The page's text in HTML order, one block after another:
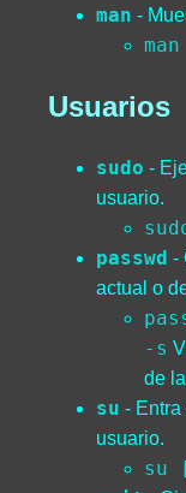
man -
Usuarios
sudo -
usuario.
passwd -
actual o
-s
de
su - Entra
usuario.
su